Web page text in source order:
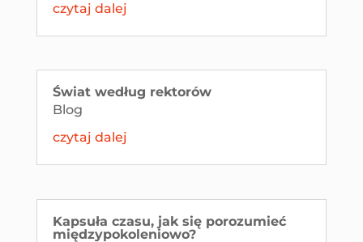
czytaj dalej
Świat według rektorów
Blog
czytaj dalej
Kapsuła czasu, jak się porozumieć
międzypokoleniowo?